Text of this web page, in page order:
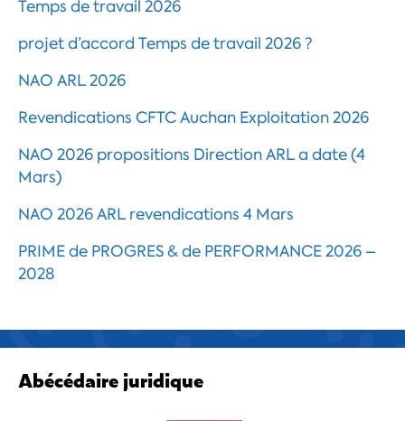
Temps de travail 2026
projet d’accord Temps de travail 2026 ?
NAO ARL 2026
Revendications CFTC Auchan Exploitation 2026
NAO 2026 propositions Direction ARL a date (4
Mars)
NAO 2026 ARL revendications 4 Mars
PRIME de PROGRES & de PERFORMANCE 2026 –
2028
Abécédaire juridique